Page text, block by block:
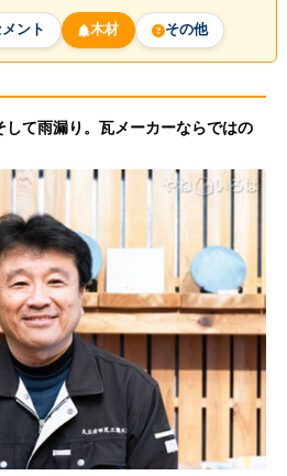
ント 木材 その他
して雨漏り。瓦メーカーならではの